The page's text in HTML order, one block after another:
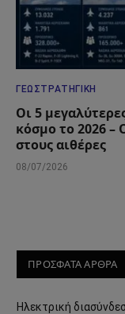
ΓΕΩΣΤΡΑΤΗΓΙΚΉ
Οι 5
κόσμο το 2026 –
στους αιθέρες
08/07/2026
ΠΡΟΣΦΑΤΑ ΑΡΘΡΑ
Ηλεκτρική